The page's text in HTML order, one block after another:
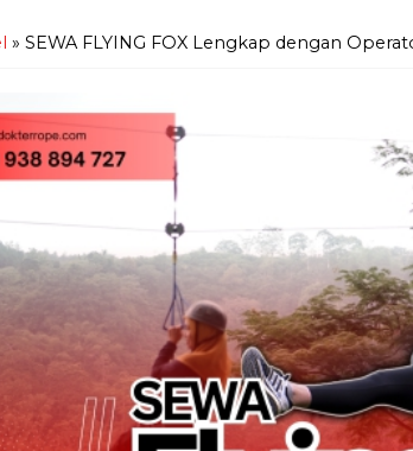
» SEWA FLYING FOX Lengkap dengan